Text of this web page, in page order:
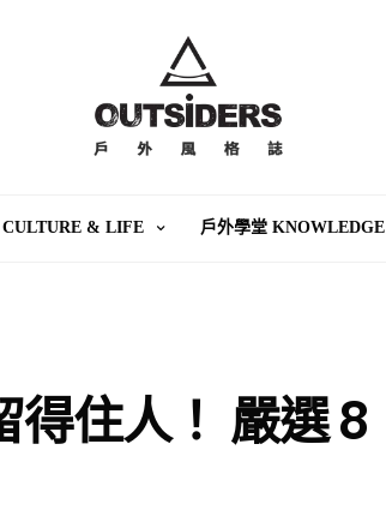
CULTURE & LIFE 戶外學堂 KNOWLEDGE
得住人！ 嚴選 8